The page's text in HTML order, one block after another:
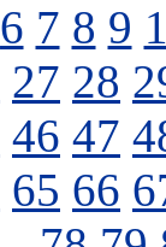
6 7 8 9
27 28
46 47
65 66